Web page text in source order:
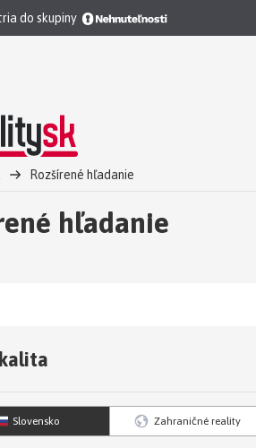
do skupiny
Rozšírené hľadanie
hľadanie
Slovensko Zahraničné reality